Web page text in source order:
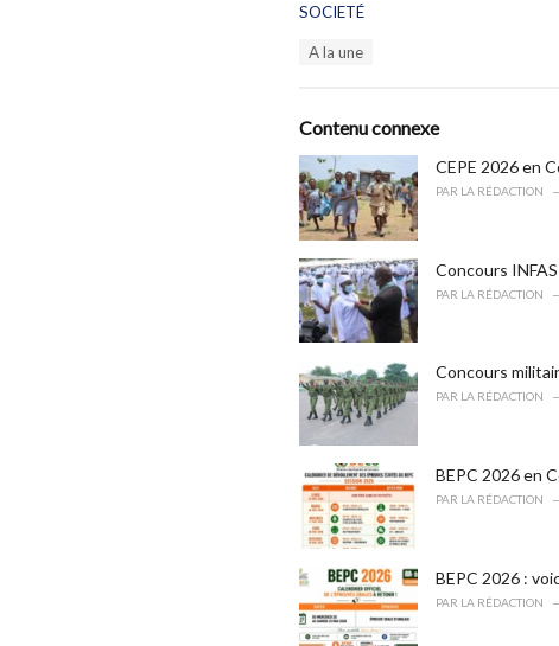
C
o
r
i
e
s
:
SOCIETÉ
:
A la une
Contenu connexe
CEPE 2026 en
PAR LA RÉDACTION
Concours
PAR LA RÉDACTION
Concours
PAR LA RÉDACTION
BEPC 2026 en
PAR LA RÉDACTION
BEPC 2026 :
PAR LA RÉDACTION